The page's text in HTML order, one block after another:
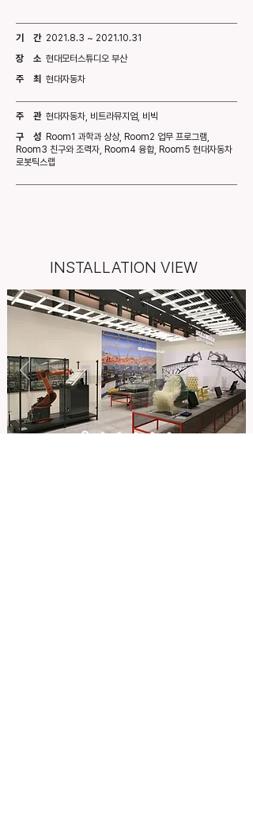
기 간 2021.8.3 ~ 2021.10.31
장 소 현대모터스튜디오 부산
주 최 현대자동차
주 관 현대자동차, 비트라뮤지엄, 비빅
구 성 Room1 과학과 상상, Room2 업무 프로그램,
Room3 친구와 조력자, Room4 융합, Room5 현대자동차
로봇틱스랩
INSTALLATION VIEW